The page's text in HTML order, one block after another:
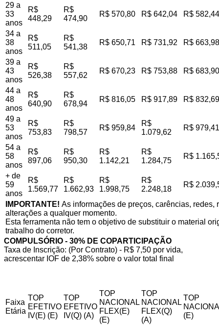
29 a
33
anos
R$
448,29
R$
474,90
R$ 570,80 R$ 642,04 R$ 582,44
34 a
38
anos
R$
511,05
R$
541,38
R$ 650,71 R$ 731,92 R$ 663,98
39 a
43
anos
R$
526,38
R$
557,62
R$ 670,23 R$ 753,88 R$ 683,90
44 a
48
anos
R$
640,90
R$
678,94
R$ 816,05 R$ 917,89 R$ 832,69
49 a
53
anos
R$
753,83
R$
798,57
R$ 959,84
R$
1.079,62
R$ 979,41
54 a
58
anos
R$
897,06
R$
950,30
R$
1.142,21
R$
1.284,75
R$
+ de
59
anos
R$
1.569,77
R$
1.662,93
R$
1.998,75
R$
2.248,18
R$
IMPORTANTE! As informações de preços, carências,
alterações a qualquer momento.
Esta ferramenta não tem o objetivo de substituir o material
trabalho do corretor.
COMPULSÓRIO - 30% DE COPARTICIPAÇÃO
Taxa de Inscrição: (Por Contrato) - R$ 7,50 por vida,
acrescentar IOF de 2,38% sobre o valor total final
Faixa
Etária
TOP
EFETIVO
IV(E) (E)
TOP
EFETIVO
IV(Q) (A)
TOP
NACIONAL
FLEX(E)
(E)
TOP
NACIONAL
FLEX(Q)
(A)
TOP
(E)